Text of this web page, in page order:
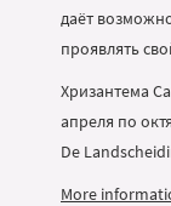
даёт
проявлять
Хризантема
апреля по
De
More